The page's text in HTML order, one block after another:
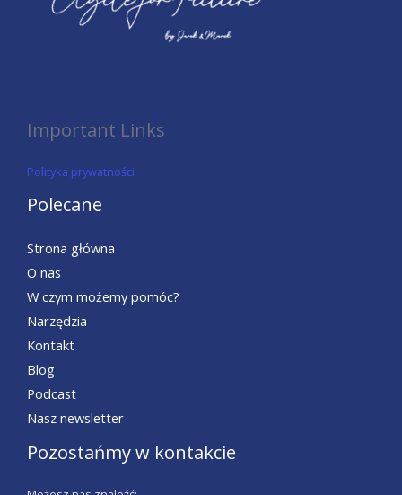
Important Links
Polityka prywatności
Polecane
Strona główna
O nas
W czym możemy pomóc?
Narzędzia
Kontakt
Blog
Podcast
Nasz newsletter
Pozostańmy w kontakcie